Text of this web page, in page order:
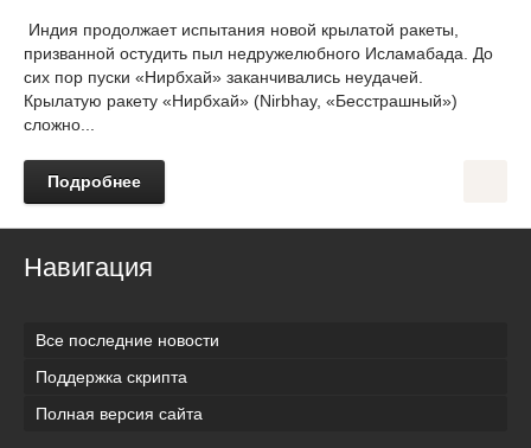
Индия продолжает испытания новой крылатой ракеты,
призванной остудить пыл недружелюбного Исламабада. До
сих пор пуски «Нирбхай» заканчивались неудачей.
Крылатую ракету «Нирбхай» (Nirbhay, «Бесстрашный»)
сложно...
Подробнее
Навигация
Все последние новости
Поддержка скрипта
Полная версия сайта